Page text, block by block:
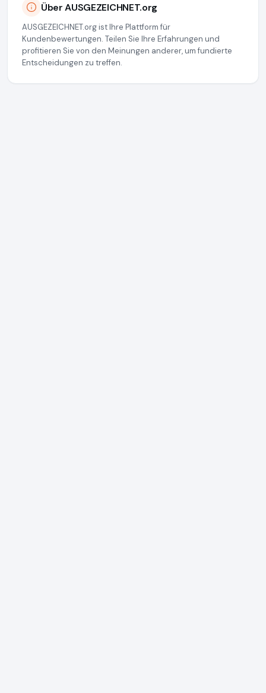
Über AUSGEZEICHNET.org
AUSGEZEICHNET.org ist Ihre Plattform für
Kundenbewertungen. Teilen Sie Ihre Erfahrungen und
profitieren Sie von den Meinungen anderer, um fundierte
Entscheidungen zu treffen.